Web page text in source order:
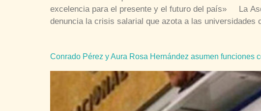
excelencia para el presente y el futuro del país» La
denuncia la crisis salarial que azota a las universidades
Conrado Pérez y Aura Rosa Hernández asumen funciones